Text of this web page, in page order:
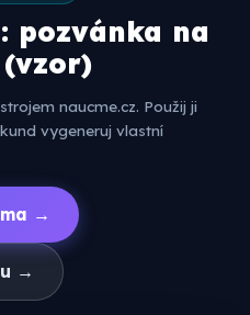
pozvánka na
naucme.cz. Použij ji
vygeneruj vlastní
→
→